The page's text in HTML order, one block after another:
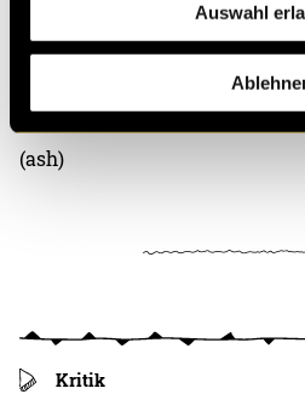
Auswahl
Website. Konzept der Webseite
eigene Version des Covers
Traumfänger selbst
(ash)
Kritik